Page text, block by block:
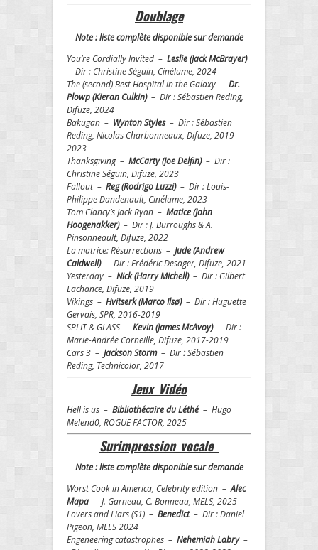
Doublage
Note : liste complète disponible sur demande
You’re Cordially Invited – Leslie (Jack McBrayer)
– Dir : Christine Séguin, Cinélume, 2024
The (second) Best Hospital in the Galaxy – Dr.
Plowp (Kieran Culkin)– Dir : Sébastien Reding,
Difuze, 2024
Bakugan – Wynton Styles– Dir : Sébastien
Reding, Nicolas Charbonneaux, Difuze, 2019-
2023
Thanksgiving – McCarty (Joe Delfin) – Dir :
Christine Séguin, Difuze, 2023
Fallout – Reg (Rodrigo Luzzi)– Dir : Louis-
Philippe Dandenault, Cinélume, 2023
Tom Clancy’s Jack Ryan – Matice(John
Hoogenakker)– Dir : J. Burroughs & A.
Pinsonneault, Difuze, 2022
La matrice: Résurrections – Jude (Andrew
Caldwell) – Dir : Frédéric Desager, Difuze, 2021
Yesterday – Nick (Harry Michell)– Dir : Gilbert
Lachance, Difuze, 2019
Vikings – Hvitserk (Marco Ilsø) – Dir : Huguette
Gervais, SPR, 2016-2019
SPLIT & GLASS – Kevin (James McAvoy) – Dir :
Marie-Andrée Corneille, Difuze, 2017-2019
Cars 3 – Jackson Storm – Dir:Sébastien
Reding, Technicolor, 2017
Jeux Vidéo
Hell is us – Bibliothécaire du Léthé– Hugo
Melend0, ROGUE FACTOR, 2025
Surimpression vocale
Note : liste complète disponible sur demande
Worst Cook in America, Celebrity edition –Alec
Mapa – J. Garneau, C. Bonneau, MELS, 2025
Lovers and Liars (S1) – Benedict– Dir : Daniel
Pigeon, MELS 2024
Engeneering catastrophes – Nehemiah Labry –